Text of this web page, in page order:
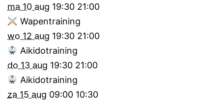
ma 10 aug 19:30 21:00
Wapentraining
wo 12 aug 19:30 21:00
Aikidotraining
do 13 aug 19:30 21:00
Aikidotraining
za 15 aug 09:00 10:30